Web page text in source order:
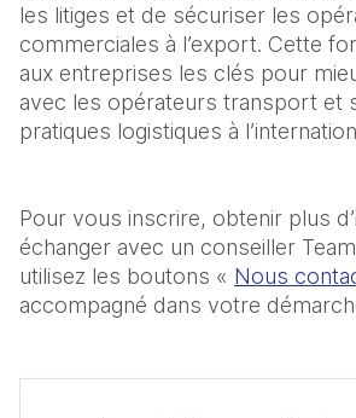
les litiges et de sécuriser les
commerciales à l’export. Cette
aux entreprises les clés pour
avec les opérateurs transport et
pratiques logistiques à
Pour vous inscrire, obtenir plus
échanger avec un conseiller
utilisez les boutons « Nous
accompagné dans votre